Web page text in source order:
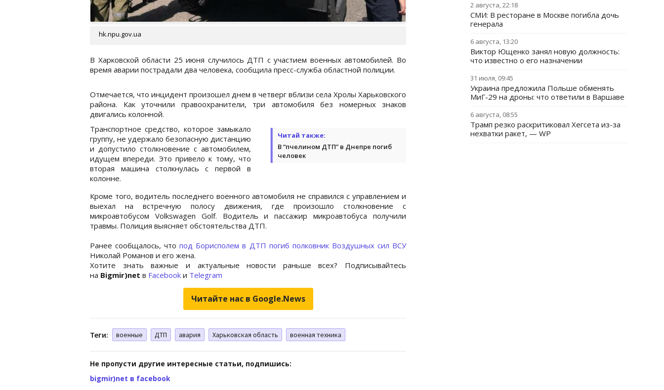
hk.npu.gov.ua
В Харковской области 25 июня случилось ДТП с участием военных автомобилей. Во
время аварии пострадали два человека, сообщила пресс-служба областной полиции.
Отмечается, что инцидент произошел днем в четверг вблизи села Хролы Харьковского
района. Как уточнили правоохранители, три автомобиля без номерных знаков
двигались колонной.
Читай также:
В “пчелином ДТП” в Днепре погиб
человек
Транспортное средство, которое замыкало
группу, не удержало безопасную дистанцию
и допустило столкновение с автомобилем,
идущем впереди. Это привело к тому, что
вторая машина столкнулась с первой в
колонне.
Кроме того, водитель последнего военного автомобиля не справился с управлением и
выехал на встречную полосу движения, где произошло столкновение с
микроавтобусом Volkswagen Golf. Водитель и пассажир микроавтобуса получили
травмы. Полиция выясняет обстоятельства ДТП.
Ранее сообщалось, чтопод Борисполем в ДТП погиб полковник Воздушных сил ВСУ
Николай Романов и его жена.
Хотите знать важные и актуальные новости раньше всех? Подписывайтесь
на Bigmir)net в Facebook и Telegram
Читайте нас в Google.News
Теги: военные ДТП авария Харьковская область военная техника
Не пропусти другие интересные статьи, подпишись:
bigmir)net в facebook
2 августа, 22:18
СМИ: В ресторане в Москве погибла дочь
генерала
6 августа, 13:20
Виктор Ющенко занял новую должность:
что известно о его назначении
31 июля, 09:45
Украина предложила Польше обменять
МиГ-29 на дроны: что ответили в Варшаве
6 августа, 08:55
Трамп резко раскритиковал Хегсета из-за
нехватки ракет, — WP